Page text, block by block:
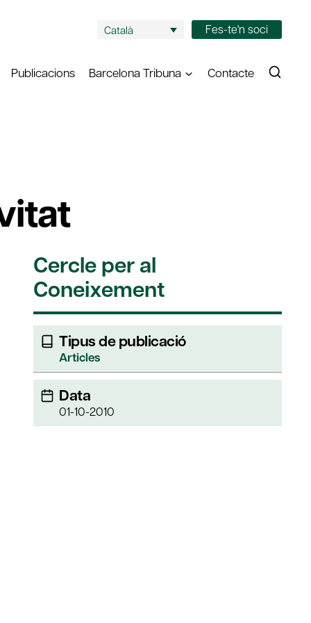
Català Fes-te'n soci
Publicacions Barcelona Tribuna Contacte
Cercle per al
Coneixement
Tipus de publicació
Articles
Data
01-10-2010